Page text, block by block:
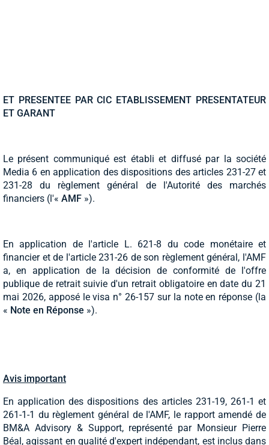
ET PRESENTEE PAR CIC ETABLISSEMENT PRESENTATEUR
ET GARANT
Le présent communiqué est établi et diffusé par la société
Media 6 en application des dispositions des articles 231-27 et
231-28 du règlement général de l'Autorité des marchés
financiers (l'« AMF »).
En application de l'article L. 621-8 du code monétaire et
financier et de l'article 231-26 de son règlement général, l'AMF
a, en application de la décision de conformité de l'offre
publique de retrait suivie d'un retrait obligatoire en date du 21
mai 2026, apposé le visa n° 26-157 sur la note en réponse (la
« Note en Réponse »).
Avis important
En application des dispositions des articles 231-19, 261-1 et
261-1-1 du règlement général de l'AMF, le rapport amendé de
BM&A Advisory & Support, représenté par Monsieur Pierre
Béal, agissant en qualité d'expert indépendant, est inclus dans